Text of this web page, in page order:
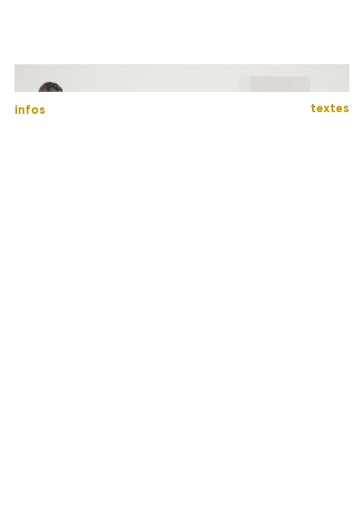
infos textes